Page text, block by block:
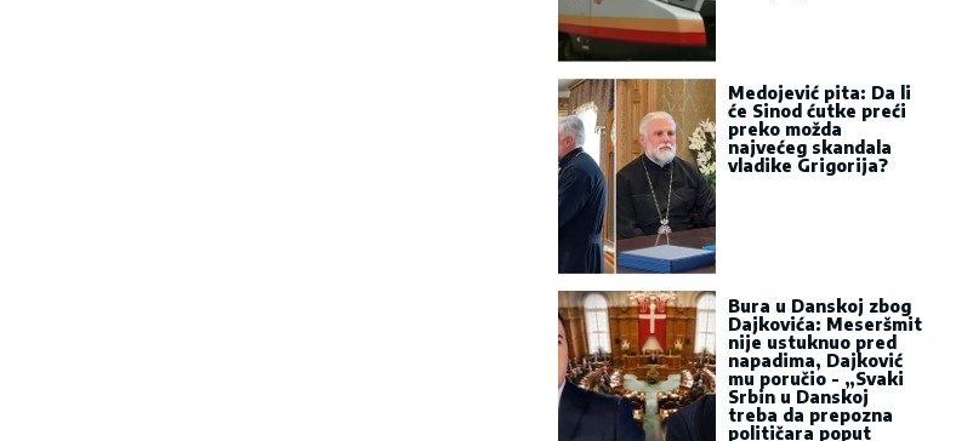
Medojević pita: Da li
će Sinod ćutke preći
preko možda
najvećeg skandala
vladike Grigorija?
Bura u Danskoj zbog
Dajkovića: Meseršmit
nije ustuknuo pred
napadima, Dajković
mu poručio - „Svaki
Srbin u Danskoj
treba da prepozna
političara poput